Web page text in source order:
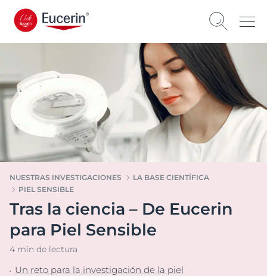
NUESTRAS INVESTIGACIONES
LA BASE CIENTÍFICA
PIEL SENSIBLE
Tras la ciencia – De Eucerin
para Piel Sensible
4 min de lectura
Un reto para la investigación de la piel